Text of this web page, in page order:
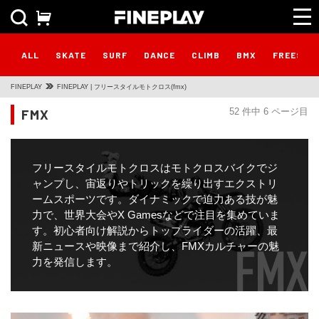
ALL SKATE SURF DANCE CLIMB BMX
FINEPLAY FINEPLAY | フリースタイルモトクロス(fmx)
52 件中 6 ページ目
FMX
フリースタイルモトクロスはモトクロスバイクでジ
ャンプし、宙返りやトリックを繰り出すエクストリ
ームスポーツです。ダイナミックで迫力ある技が魅
力で、世界大会やX Gamesなどで注目を集めていま
す。初心者向け解説からトップライダーの活躍、最
新ニュースや映像まで紹介し、FMXカルチャーの魅
力を発信します。